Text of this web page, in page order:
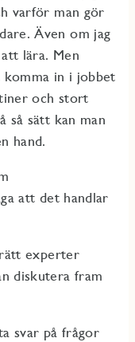
varför man gör
Även om jag
lära. Men
in i jobbet
och stort
så sätt kan man
hand.
att det handlar
experter
diskutera fram
svar på frågor